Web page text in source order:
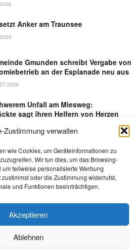
Zustimmung verwalten
wie Cookies, um Geräteinformationen zu
Wir tun dies, um das Browsing-
teilweise personalisierte Werbung
oder die Zustimmung widerrufst,
und Funktionen beeinträchtigen.
Akzeptieren
Ablehnen
Anker am Traunsee
Gmunden schreibt Vergabe von
an der Esplanade neu aus
2026
Unfall am Miesweg:
sagt ihren Helfern von Herzen